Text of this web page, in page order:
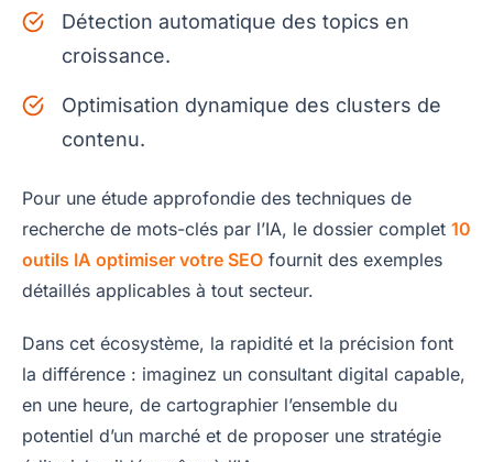
Détection automatique des topics en
croissance.
Optimisation dynamique des clusters de
contenu.
Pour une étude approfondie des techniques de
recherche de mots-clés par l’IA, le dossier complet 10
outils IA optimiser votre SEO fournit des exemples
détaillés applicables à tout secteur.
Dans cet écosystème, la rapidité et la précision font
la différence : imaginez un consultant digital capable,
en une heure, de cartographier l’ensemble du
potentiel d’un marché et de proposer une stratégie